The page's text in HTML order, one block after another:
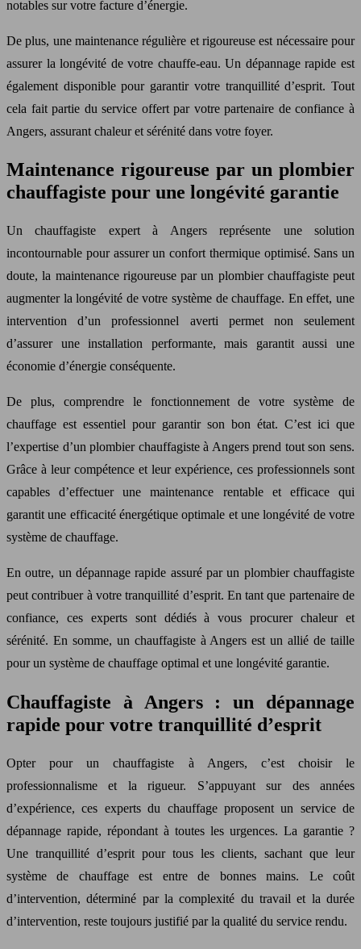
notables sur votre facture d’énergie.
De plus, une maintenance régulière et rigoureuse est nécessaire pour
assurer la longévité de votre chauffe-eau. Un dépannage rapide est
également disponible pour garantir votre tranquillité d’esprit. Tout
cela fait partie du service offert par votre partenaire de confiance à
Angers, assurant chaleur et sérénité dans votre foyer.
Maintenance rigoureuse par un plombier
chauffagiste pour une longévité garantie
Un chauffagiste expert à Angers représente une solution
incontournable pour assurer un confort thermique optimisé. Sans un
doute, la maintenance rigoureuse par un plombier chauffagiste peut
augmenter la longévité de votre système de chauffage. En effet, une
intervention d’un professionnel averti permet non seulement
d’assurer une installation performante, mais garantit aussi une
économie d’énergie conséquente.
De plus, comprendre le fonctionnement de votre système de
chauffage est essentiel pour garantir son bon état. C’est ici que
l’expertise d’un plombier chauffagiste à Angers prend tout son sens.
Grâce à leur compétence et leur expérience, ces professionnels sont
capables d’effectuer une maintenance rentable et efficace qui
garantit une efficacité énergétique optimale et une longévité de votre
système de chauffage.
En outre, un dépannage rapide assuré par un plombier chauffagiste
peut contribuer à votre tranquillité d’esprit. En tant que partenaire de
confiance, ces experts sont dédiés à vous procurer chaleur et
sérénité. En somme, un chauffagiste à Angers est un allié de taille
pour un système de chauffage optimal et une longévité garantie.
Chauffagiste à Angers : un dépannage
rapide pour votre tranquillité d’esprit
Opter pour un chauffagiste à Angers, c’est choisir le
professionnalisme et la rigueur. S’appuyant sur des années
d’expérience, ces experts du chauffage proposent un service de
dépannage rapide, répondant à toutes les urgences. La garantie ?
Une tranquillité d’esprit pour tous les clients, sachant que leur
système de chauffage est entre de bonnes mains. Le coût
d’intervention, déterminé par la complexité du travail et la durée
d’intervention, reste toujours justifié par la qualité du service rendu.